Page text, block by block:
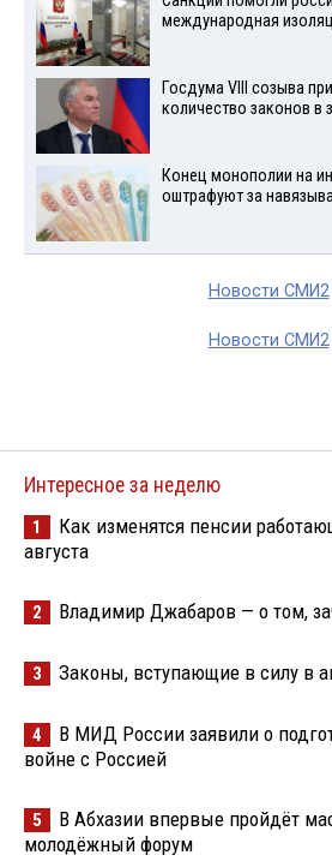
международная
Госдума VIII созыва
количество законов в
Конец монополии на
оштрафуют за
Новости СМИ2
Новости СМИ2
Интересное за неделю
1
Как изменятся пенсии
августа
2 Владимир Джабаров — о том,
3 Законы, вступающие в силу в
4
В МИД России заявили о
войне с Россией
5
В Абхазии впервые пройдёт
молодёжный форум